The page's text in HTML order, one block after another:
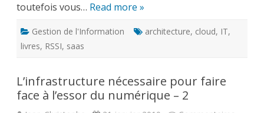
toutefois vous… Read more »
Gestion de l'Information architecture, cloud, IT,
livres, RSSI, saas
L’infrastructure nécessaire pour faire
face à l’essor du numérique – 2